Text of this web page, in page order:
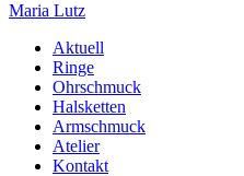
Maria Lutz
Aktuell
Ringe
Ohrschmuck
Halsketten
Armschmuck
Atelier
Kontakt